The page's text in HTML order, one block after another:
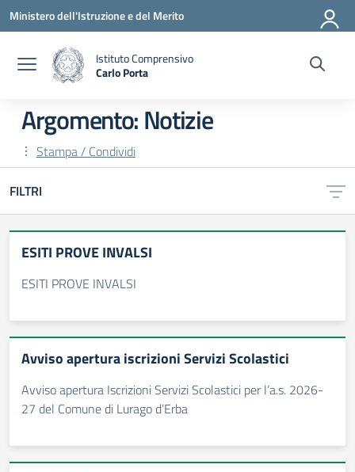
Vai ai contenuti
Vai al menu di navigazione
Vai al footer
Ministero dell'Istruzione e del Merito
Istituto Comprensivo
Carlo Porta
Argomento: Notizie
Stampa / Condividi
FILTRI
ESITI PROVE INVALSI
ESITI PROVE INVALSI
Avviso apertura iscrizioni Servizi Scolastici
Avviso apertura Iscrizioni Servizi Scolastici per l’a.s. 2026-
27 del Comune di Lurago d’Erba